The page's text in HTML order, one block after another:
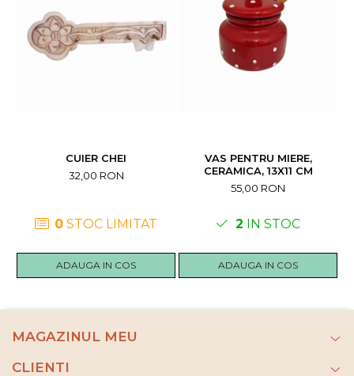
CUIER CHEI
32,00 RON
0 STOC LIMITAT
ADAUGA IN COS
VAS PENTRU MIERE,
CERAMICA, 13X11 CM
55,00 RON
2 IN STOC
ADAUGA IN COS
MAGAZINUL MEU
CLIENTI